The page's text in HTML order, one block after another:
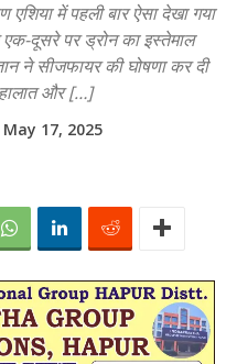
एशिया में पहली बार ऐसा देखा गया
दूसरे पर ड्रोन का इस्तेमाल
ने सीजफायर की घोषणा कर दी
और […]
May 17, 2025